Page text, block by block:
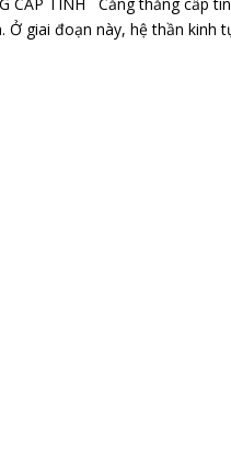
Ở giai đoạn này, hệ thần